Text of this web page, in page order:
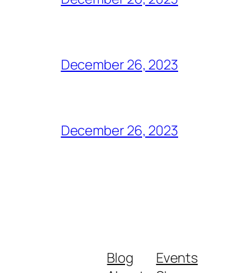
December 26, 2023
December 26, 2023
Blog
Events